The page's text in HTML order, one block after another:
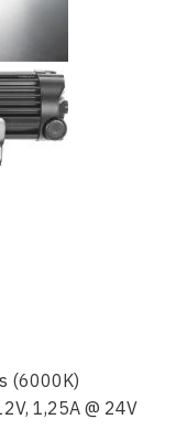
(6000K)
1,25A @ 24V